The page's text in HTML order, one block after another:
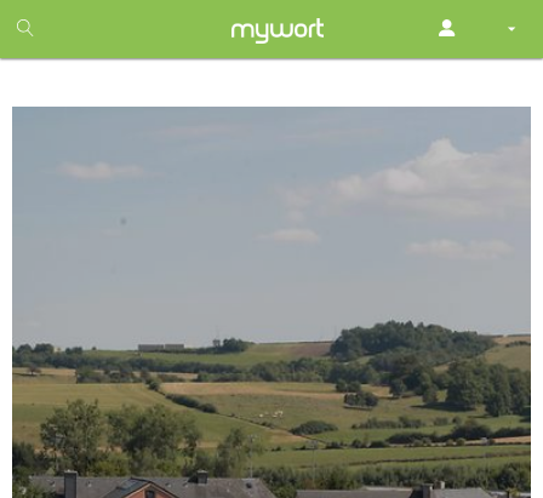
month
free